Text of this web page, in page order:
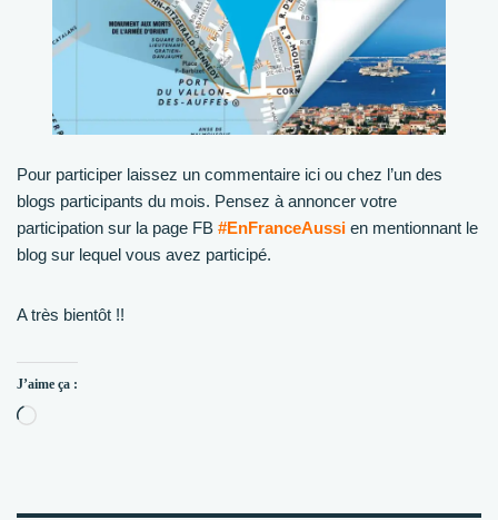
Pour participer laissez un commentaire ici ou chez l’un des
blogs participants du mois. Pensez à annoncer votre
participation sur la page FB #EnFranceAussi en mentionnant le
blog sur lequel vous avez participé.
A très bientôt !!
J’aime ça :